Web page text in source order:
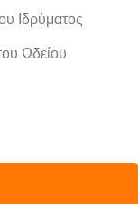
Ιδρύματος
Ωδείου